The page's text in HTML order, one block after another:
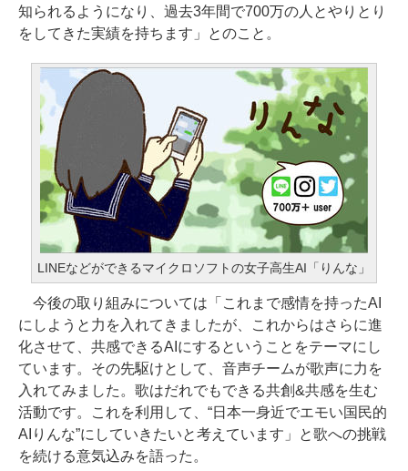
知られるようになり、過去3年間で700万の人とやりとり
をしてきた実績を持ちます」とのこと。
LINEなどができるマイクロソフトの女子高生AI「りんな」
今後の取り組みについては「これまで感情を持ったAI
にしようと力を入れてきましたが、これからはさらに進
化させて、共感できるAIにするということをテーマにし
ています。その先駆けとして、音声チームが歌声に力を
入れてみました。歌はだれでもできる共創&共感を生む
活動です。これを利用して、“日本一身近でエモい国民的
AIりんな”にしていきたいと考えています」と歌への挑戦
を続ける意気込みを語った。